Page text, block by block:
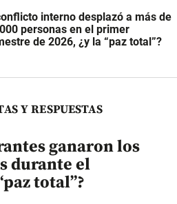
interno desplazó a más de
personas en el primer
de 2026, ¿y la “paz total”?
Y RESPUESTAS
ganaron los
durante el
total”?